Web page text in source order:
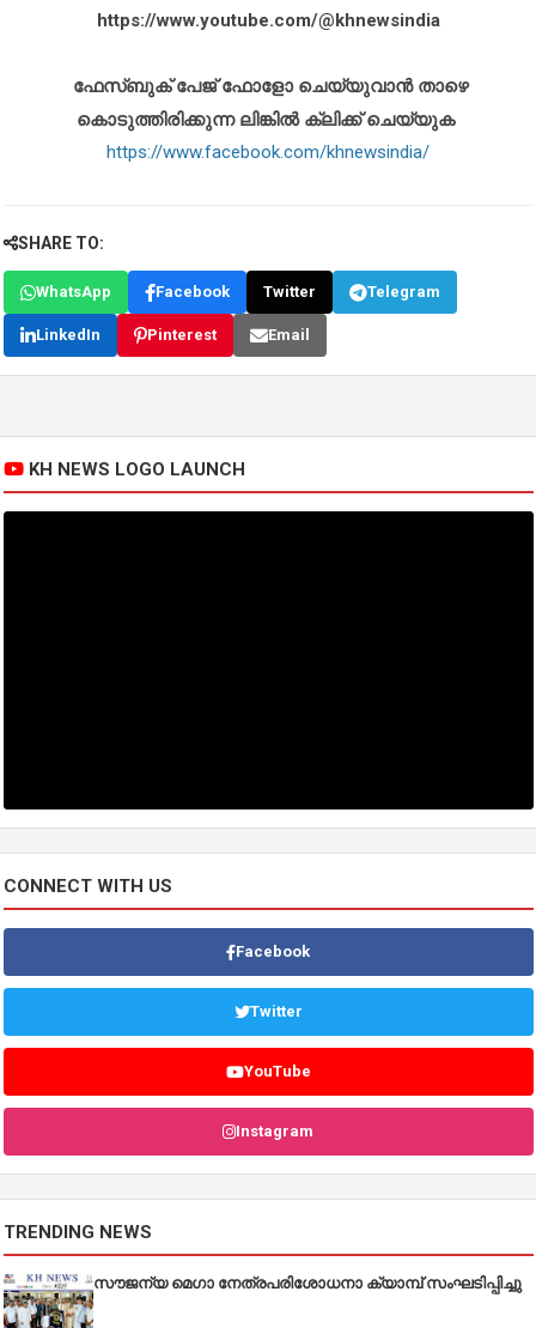
https://www.youtube.com/@khnewsindia
ഫേസ്ബുക് പേജ് ഫോളോ ചെയ്യുവാൻ താഴെ
കൊടുത്തിരിക്കുന്ന ലിങ്കിൽ ക്ലിക്ക് ചെയ്യുക
https://www.facebook.com/khnewsindia/
SHARE TO:
WhatsApp Facebook Twitter Telegram
LinkedIn Pinterest Email
KH NEWS LOGO LAUNCH
CONNECT WITH US
Facebook
Twitter
YouTube
Instagram
TRENDING NEWS
സൗജന്യ മെഗാ നേത്രപരിശോധനാ ക്യാമ്പ് സംഘടിപ്പിച്ചു